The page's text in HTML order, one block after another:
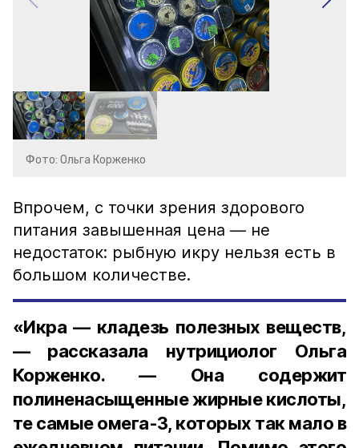
Фото: Ольга Корженко
Впрочем, с точки зрения здорового
питания завышенная цена — не
недостаток: рыбную икру нельзя есть в
большом количестве.
«Икра — кладезь полезных веществ,
— рассказала нутрициолог Ольга
Корженко. — Она содержит
полиненасыщенные жирные кислоты,
те самые омега-3, которых так мало в